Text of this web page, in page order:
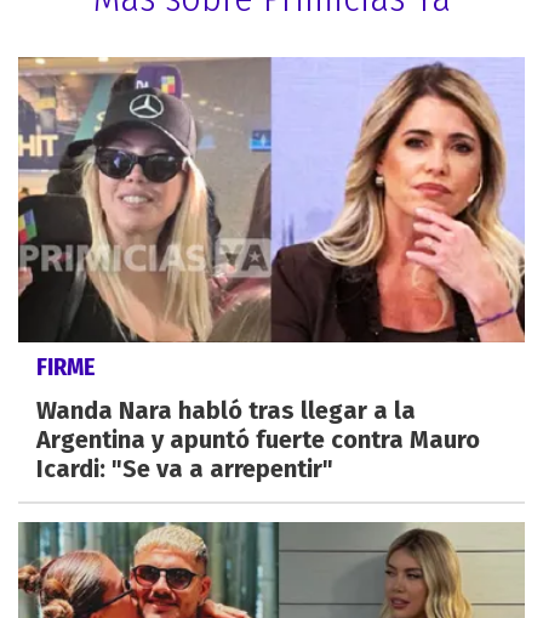
FIRME
Wanda Nara habló tras llegar a la
Argentina y apuntó fuerte contra Mauro
Icardi: "Se va a arrepentir"